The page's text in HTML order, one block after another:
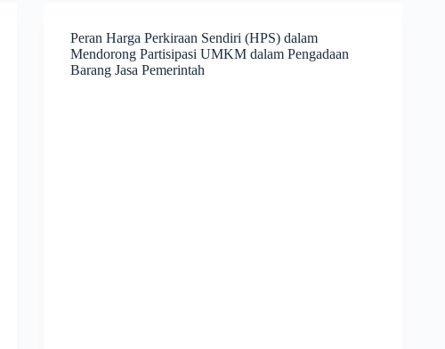
Peran Harga Perkiraan Sendiri (HPS) dalam
Mendorong Partisipasi UMKM dalam Pengadaan
Barang Jasa Pemerintah